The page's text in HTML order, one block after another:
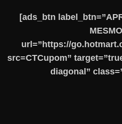
[ads_btn
url=”https://
src=CTCupom”
diagonal”